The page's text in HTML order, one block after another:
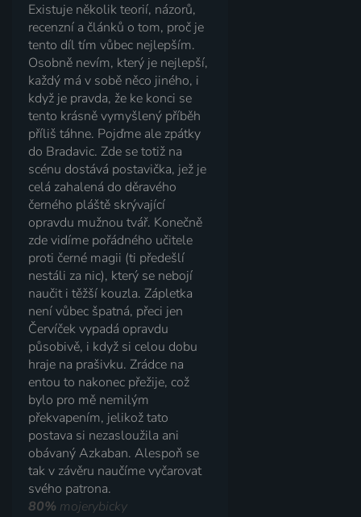
Existuje několik teorií, názorů,
recenzní a článků o tom, proč je
tento díl tím vůbec nejlepším.
Osobně nevím, který je nejlepší,
každý má v sobě něco jiného, i
když je pravda, že ke konci se
tento krásně vymyšlený příběh
příliš táhne. Pojďme ale zpátky
do Bradavic. Zde se totiž na
scénu dostává postavička, jež je
celá zahalená do děravého
černého pláště skrývající
opravdu mužnou tvář. Konečně
zde vidíme pořádného učitele
proti černé magii (ti předešlí
nestáli za nic), který se nebojí
naučit i těžší kouzla. Zápletka
není vůbec špatná, přeci jen
Červíček vypadá opravdu
působivě, i když si celou dobu
hraje na prašivku. Zrádce na
entou to nakonec přežije, což
bylo pro mě nemilým
překvapením, jelikož tato
postava si nezasloužila ani
obávaný Azkaban. Alespoň se
tak v závěru naučíme vyčarovat
svého patrona.
80% mojerybicky